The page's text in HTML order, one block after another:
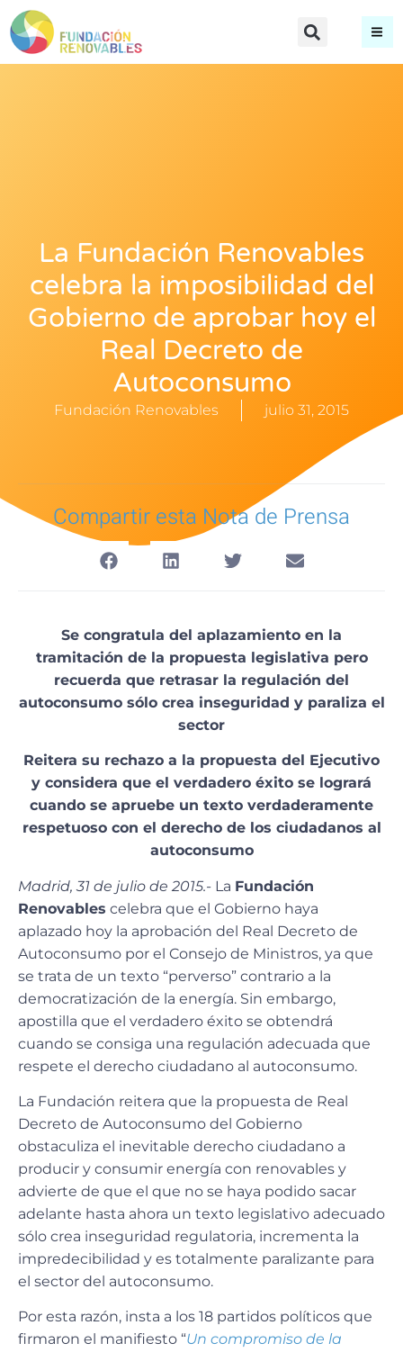
La Fundación Renovables
celebra la imposibilidad del
Gobierno de aprobar hoy el
Real Decreto de
Autoconsumo
Fundación Renovables julio 31, 2015
Compartir esta Nota de Prensa
Se congratula del aplazamiento en la
tramitación de la propuesta legislativa pero
recuerda que retrasar la regulación del
autoconsumo sólo crea inseguridad y paraliza el
sector
Reitera su rechazo a la propuesta del Ejecutivo
y considera que el verdadero éxito se logrará
cuando se apruebe un texto verdaderamente
respetuoso con el derecho de los ciudadanos al
autoconsumo
Madrid, 31 de julio de 2015.- La Fundación
Renovables celebra que el Gobierno haya
aplazado hoy la aprobación del Real Decreto de
Autoconsumo por el Consejo de Ministros, ya que
se trata de un texto “perverso” contrario a la
democratización de la energía. Sin embargo,
apostilla que el verdadero éxito se obtendrá
cuando se consiga una regulación adecuada que
respete el derecho ciudadano al autoconsumo.
La Fundación reitera que la propuesta de Real
Decreto de Autoconsumo del Gobierno
obstaculiza el inevitable derecho ciudadano a
producir y consumir energía con renovables y
advierte de que el que no se haya podido sacar
adelante hasta ahora un texto legislativo adecuado
sólo crea inseguridad regulatoria, incrementa la
impredecibilidad y es totalmente paralizante para
el sector del autoconsumo.
Por esta razón, insta a los 18 partidos políticos que
firmaron el manifiesto “Un compromiso de la